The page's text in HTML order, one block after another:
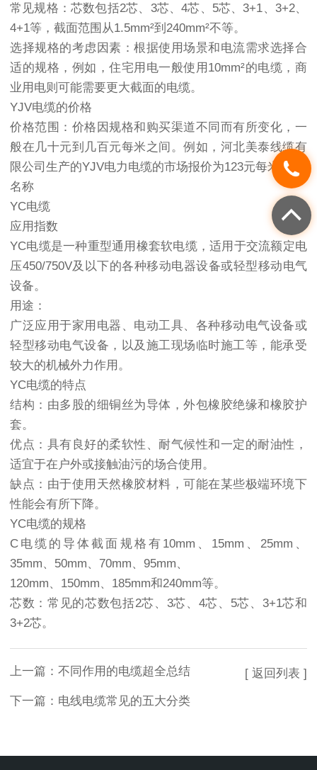
常见规格：芯数包括2芯、3芯、4芯、5芯、3+1、3+2、
4+1等，截面范围从1.5mm²到240mm²不等。
选择规格的考虑因素：根据使用场景和电流需求选择合
适的规格，例如，住宅用电一般使用10mm²的电缆，商
业用电则可能需要更大截面的电缆。
YJV电缆的价格
价格范围：价格因规格和购买渠道不同而有所变化，一
般在几十元到几百元每米之间。例如，河北美泰线缆有
限公司生产的YJV电力电缆的市场报价为123元每米左右
名称
YC电缆
应用指数
YC电缆是一种重型通用橡套软电缆，适用于交流额定电
压450/750V及以下的各种移动电器设备或轻型移动电气
设备。
用途：
广泛应用于家用电器、电动工具、各种移动电气设备或
轻型移动电气设备，以及施工现场临时施工等，能承受
较大的机械外力作用。
YC电缆的特点
结构：由多股的细铜丝为导体，外包橡胶绝缘和橡胶护
套。
优点：具有良好的柔软性、耐气候性和一定的耐油性，
适宜于在户外或接触油污的场合使用。
缺点：由于使用天然橡胶材料，可能在某些极端环境下
性能会有所下降。
YC电缆的规格
C电缆的导体截面规格有10mm、15mm、25mm、
35mm、50mm、70mm、95mm、
120mm、150mm、185mm和240mm等。
芯数：常见的芯数包括2芯、3芯、4芯、5芯、3+1芯和
3+2芯。
上一篇： 不同作用的电缆超全总结
下一篇： 电线电缆常见的五大分类
[ 返回列表 ]